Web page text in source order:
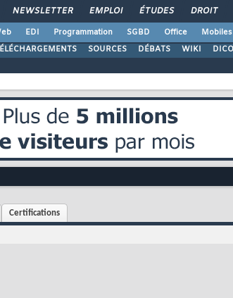
NEWSLETTER EMPLOI ÉTUDES DROIT
EDI Programmation SGBD Office Mobiles
SOURCES DÉBATS WIKI DICO
Certifications